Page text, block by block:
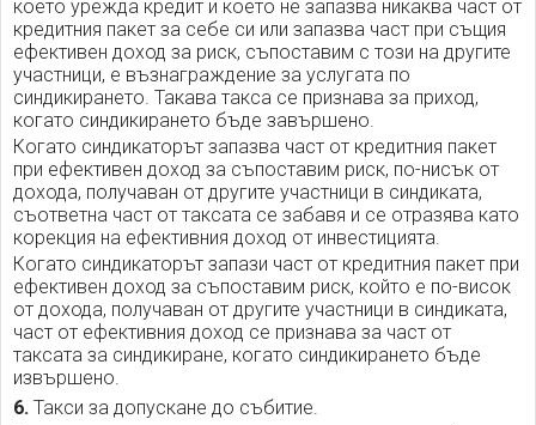
което урежда кредит и което не запазва никаква част от
кредитния пакет за себе си или запазва част при същия
ефективен доход за риск, съпоставим с този на другите
участници, е възнаграждение за услугата по
синдикирането. Такава такса се признава за приход,
когато синдикирането бъде завършено.
Когато синдикаторът запазва част от кредитния пакет
при ефективен доход за съпоставим риск, по-нисък от
дохода, получаван от другите участници в синдиката,
съответна част от таксата се забавя и се отразява като
корекция на ефективния доход от инвестицията.
Когато синдикаторът запази част от кредитния пакет при
ефективен доход за съпоставим риск, който е по-висок
от дохода, получаван от другите участници в синдиката,
част от ефективния доход се признава за част от
таксата за синдикиране, когато синдикирането бъде
извършено.
6. Такси за допускане до събитие.